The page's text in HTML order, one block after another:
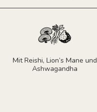
Mit Reishi, Lion’s Mane und
Ashwagandha